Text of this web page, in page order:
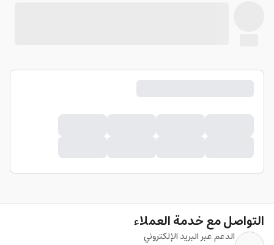
التواصل مع خدمة العملاء
الدعم عبر البريد الإلكتروني